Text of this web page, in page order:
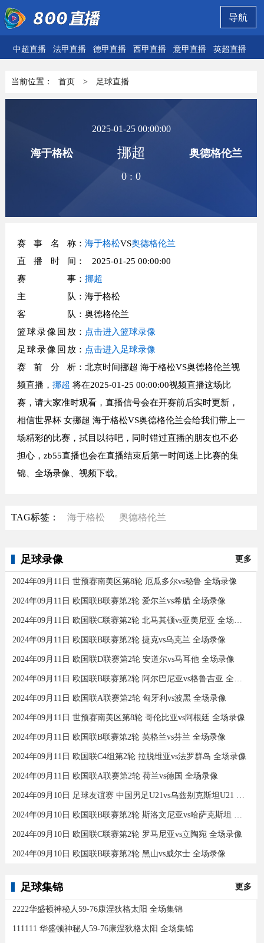
导航
中超直播 法甲直播 德甲直播 西甲直播 意甲直播 英超直播
当前位置： 首页 > 足球直播
海于格松
2025-01-25 00:00:00
挪超
0 :0
奥德格伦兰
赛事名称： 海于格松VS奥德格伦兰
直播时间 ： 2025-01-25 00:00:00
赛事： 挪超
主队 ：海于格松
客队 ：奥德格伦兰
篮球录像回放： 点击进入篮球录像
足球录像回放： 点击进入足球录像
赛前分析：北京时间挪超 海于格松VS奥德格伦兰视
频直播， 挪超 将在2025-01-25 00:00:00视频直播这场比
赛，请大家准时观看，直播信号会在开赛前后实时更新，
相信世界杯 女挪超 海于格松VS奥德格伦兰会给我们带上一
场精彩的比赛，拭目以待吧，同时错过直播的朋友也不必
担心，zb55直播也会在直播结束后第一时间送上比赛的集
锦、全场录像、视频下载。
TAG标签： 海于格松 奥德格伦兰
足球录像 更多
2024年09月11日 世预赛南美区第8轮 厄瓜多尔vs秘鲁 全场录像
2024年09月11日 欧国联B联赛第2轮 爱尔兰vs希腊 全场录像
2024年09月11日 欧国联C联赛第2轮 北马其顿vs亚美尼亚 全场录像
2024年09月11日 欧国联B联赛第2轮 捷克vs乌克兰 全场录像
2024年09月11日 欧国联D联赛第2轮 安道尔vs马耳他 全场录像
2024年09月11日 欧国联B联赛第2轮 阿尔巴尼亚vs格鲁吉亚 全场录像
2024年09月11日 欧国联A联赛第2轮 匈牙利vs波黑 全场录像
2024年09月11日 世预赛南美区第8轮 哥伦比亚vs阿根廷 全场录像
2024年09月11日 欧国联B联赛第2轮 英格兰vs芬兰 全场录像
2024年09月11日 欧国联C4组第2轮 拉脱维亚vs法罗群岛 全场录像
2024年09月11日 欧国联A联赛第2轮 荷兰vs德国 全场录像
2024年09月10日 足球友谊赛 中国男足U21vs乌兹别克斯坦U21 全场录像
2024年09月10日 欧国联B联赛第2轮 斯洛文尼亚vs哈萨克斯坦 全场录像
2024年09月10日 欧国联C联赛第2轮 罗马尼亚vs立陶宛 全场录像
2024年09月10日 欧国联B联赛第2轮 黑山vs威尔士 全场录像
足球集锦 更多
2222华盛顿神秘人59-76康涅狄格太阳 全场集锦
111111 华盛顿神秘人59-76康涅狄格太阳 全场集锦